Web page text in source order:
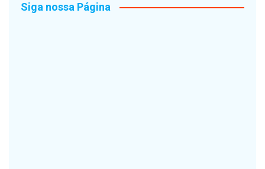
Siga nossa Página